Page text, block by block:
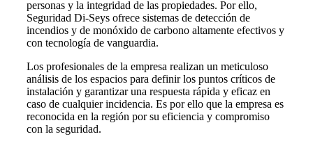
personas y la integridad de las propiedades. Por ello,
Seguridad Di-Seys ofrece sistemas de detección de
incendios y de monóxido de carbono altamente efectivos y
con tecnología de vanguardia.
Los profesionales de la empresa realizan un meticuloso
análisis de los espacios para definir los puntos críticos de
instalación y garantizar una respuesta rápida y eficaz en
caso de cualquier incidencia. Es por ello que la empresa es
reconocida en la región por su eficiencia y compromiso
con la seguridad.